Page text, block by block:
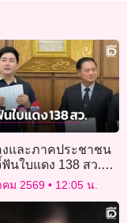
งและภาคประชาชน
นใบแดง 138 สว.
อมติ 5:2 ให้หลุด
คม 2569 12:05 น.